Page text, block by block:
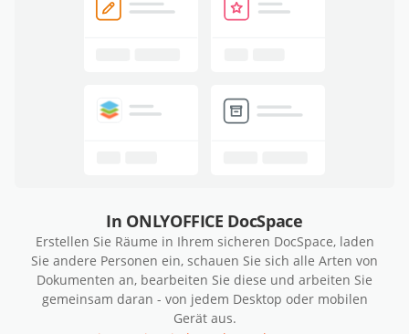
In ONLYOFFICE DocSpace
Erstellen Sie Räume in Ihrem sicheren DocSpace, laden
Sie andere Personen ein, schauen Sie sich alle Arten von
Dokumenten an, bearbeiten Sie diese und arbeiten Sie
gemeinsam daran - von jedem Desktop oder mobilen
Gerät aus.